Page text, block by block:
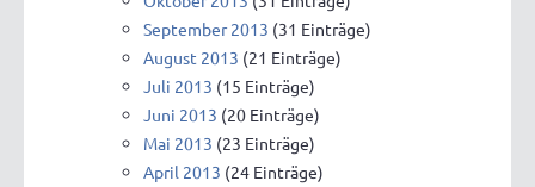
September 2013 (31 Einträge)
August 2013 (21 Einträge)
Juli 2013 (15 Einträge)
Juni 2013 (20 Einträge)
Mai 2013 (23 Einträge)
April 2013 (24 Einträge)